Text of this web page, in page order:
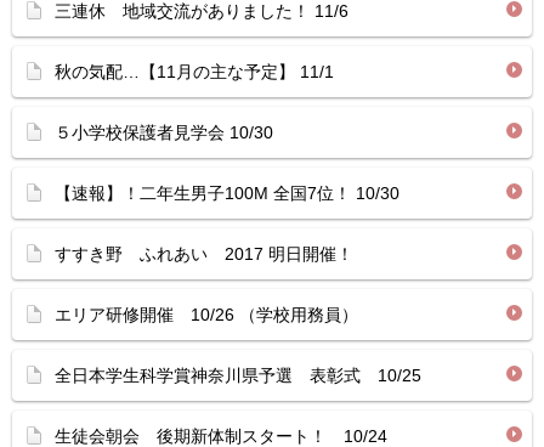
三連休 地域交流がありました！ 11/6
秋の気配…【11月の主な予定】 11/1
５小学校保護者見学会 10/30
【速報】！二年生男子100M 全国7位！ 10/30
すすき野 ふれあい 2017 明日開催！
エリア研修開催 10/26 （学校用務員）
全日本学生科学賞神奈川県予選 表彰式 10/25
生徒会朝会 後期新体制スタート！ 10/24